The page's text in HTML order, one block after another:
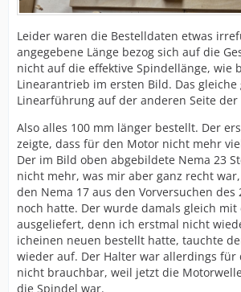
Leider waren die Bestelldaten etwas
angegebene Länge bezog sich auf die
nicht auf die effektive Spindellänge, wie
Linearantrieb im ersten Bild. Das
Linearführung auf der anderen Seite der
Also alles 100 mm länger bestellt. Der
zeigte, dass für den Motor nicht mehr
Der im Bild oben abgebildete Nema 23
nicht mehr, was mir aber ganz recht
den Nema 17 aus den Vorversuchen des
noch hatte. Der wurde damals gleich
ausgeliefert, denn ich erstmal nicht
icheinen neuen bestellt hatte, tauchte
wieder auf. Der Halter war allerdings für
nicht brauchbar, weil jetzt die
die Spindel war.